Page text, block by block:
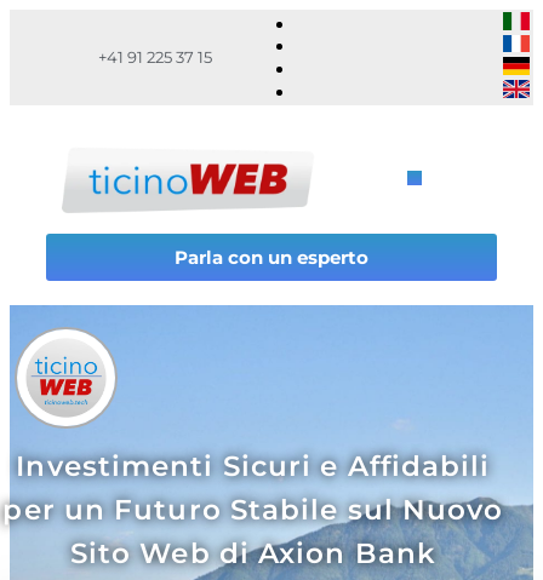
+41 91 225 37 15
Parla con un esperto
Investimenti Sicuri e Affidabili
per un Futuro Stabile sul Nuovo
Sito Web di Axion Bank